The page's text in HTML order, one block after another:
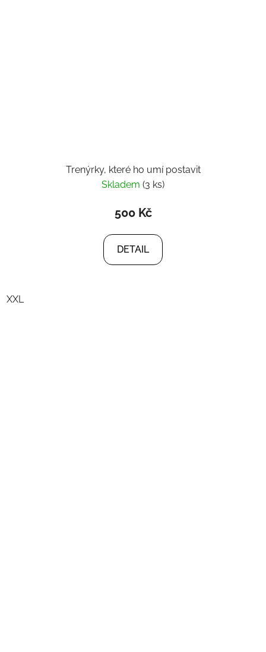
Trenýrky, které ho umí postavit
Skladem (3 ks)
500 Kč
DETAIL
XXL